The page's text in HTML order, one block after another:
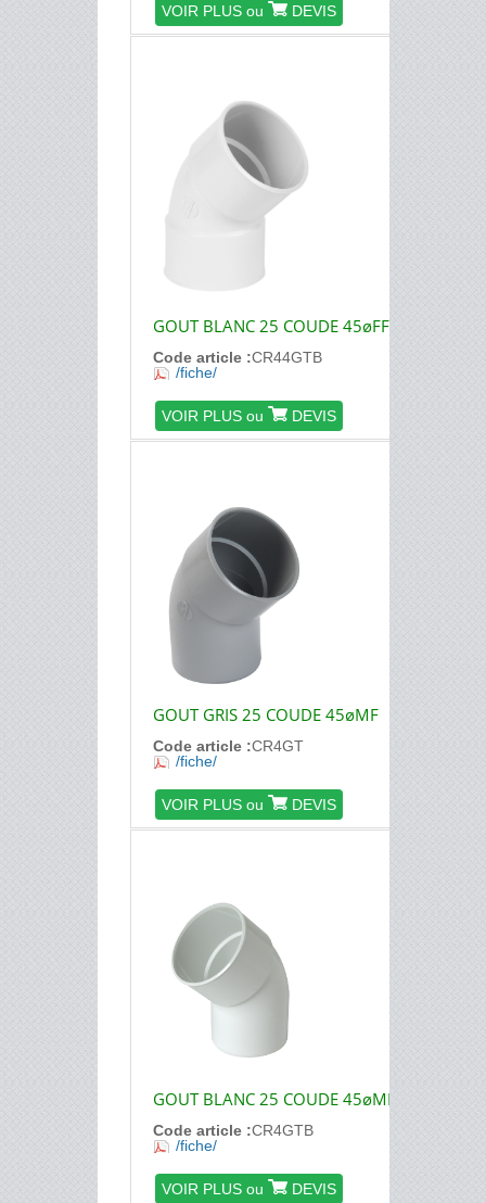
VOIR PLUS ou DEVIS
GOUT BLANC 25 COUDE 45øFF
Code article :CR44GTB
/fiche/
VOIR PLUS ou DEVIS
GOUT GRIS 25 COUDE 45øMF
Code article :CR4GT
/fiche/
VOIR PLUS ou DEVIS
GOUT BLANC 25 COUDE 45øMF
Code article :CR4GTB
/fiche/
VOIR PLUS ou DEVIS